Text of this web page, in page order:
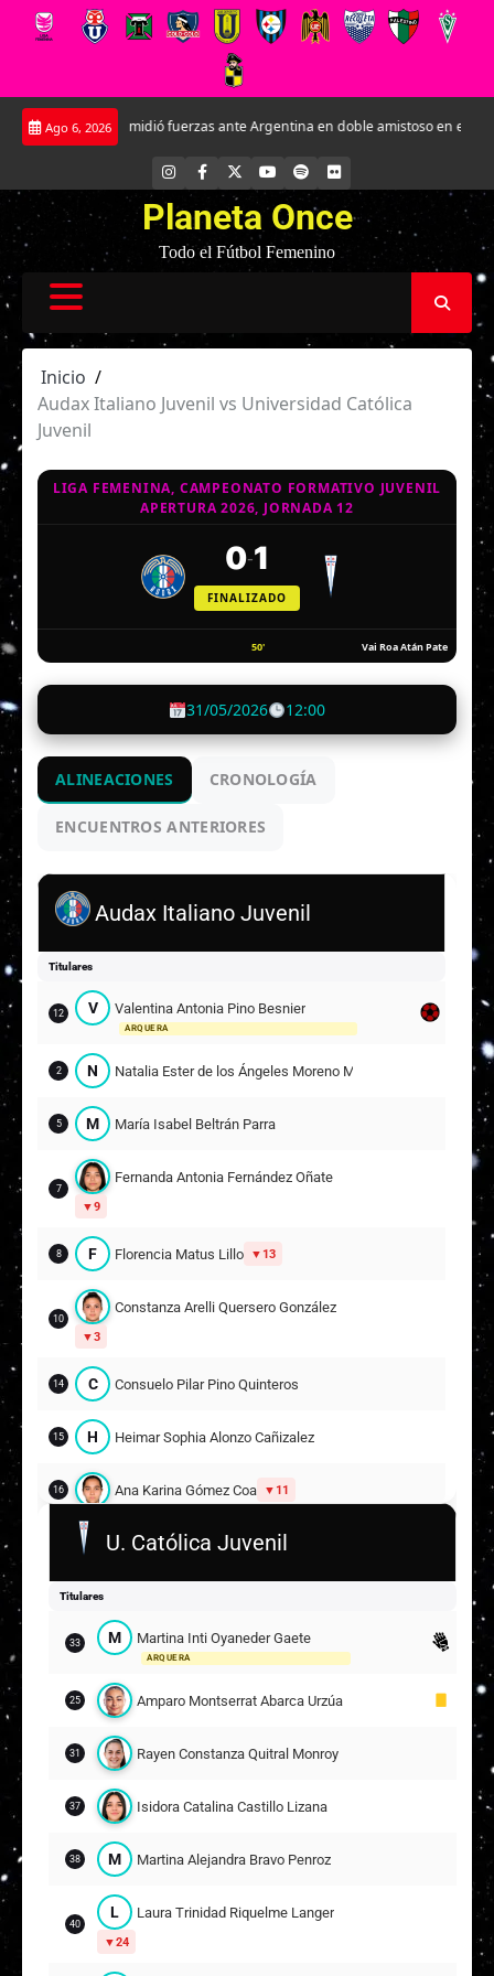
Saltar
Ago 6, 2026
Sub-17 midió fuerzas ante Argentina en doble amistoso en el CAR José
INSTAGRAM
FACEBOOK YOUTUBE
SPOTIFYFLICKR
Planeta Once
Todo el Fútbol Femenino
Inicio
Audax Italiano Juvenil vs Universidad Católica
Juvenil
LIGA FEMENINA, CAMPEONATO FORMATIVO JUVENIL
APERTURA 2026, JORNADA 12
0-1
FINALIZADO
50' Vai Roa Atán Pate
31/05/2026 12:00
ALINEACIONES CRONOLOGÍA
ENCUENTROS ANTERIORES
Audax Italiano Juvenil
Titulares
12 V Valentina Antonia Pino Besnier
ARQUERA
2 N Natalia Ester de los Ángeles Moreno Márquez
5 M María Isabel Beltrán Parra
7
Fernanda Antonia Fernández Oñate
9
8 F Florencia Matus Lillo 13
10
Constanza Arelli Quersero González
3
14 C Consuelo Pilar Pino Quinteros
15 H Heimar Sophia Alonzo Cañizalez
16 Ana Karina Gómez Coa 11
Valeria Ivonne Torres Mulchi
I
17
S Sofía Antonia Calderón Osorio
A Antonia Paz Cruz Andrade
A Antonella Almendra Olguín Peñaloza
7
Maite Ignacia Montecinos Cantillana
16
U. Católica Juvenil
Titulares
33 M Martina Inti Oyaneder Gaete
ARQUERA
25 Amparo Montserrat Abarca Urzúa
31 Rayen Constanza Quitral Monroy
37 Isidora Catalina Castillo Lizana
38 M Martina Alejandra Bravo Penroz
40
L Laura Trinidad Riquelme Langer
24